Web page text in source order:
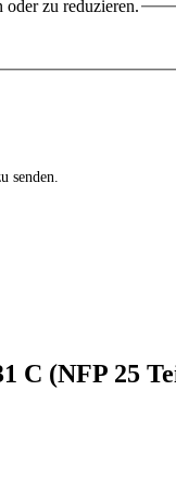
zu reduzieren.
senden.
C (NFP 25